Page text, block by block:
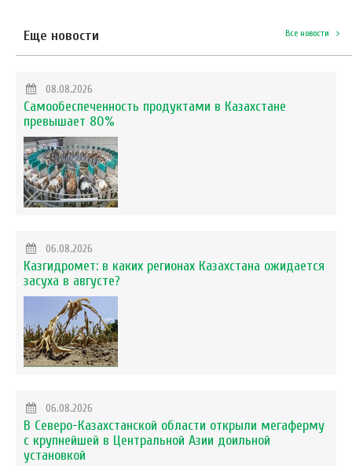
Еще новости Все новости
08.08.2026
Самообеспеченность продуктами в Казахстане
превышает 80%
06.08.2026
Казгидромет: в каких регионах Казахстана ожидается
засуха в августе?
06.08.2026
В Северо-Казахстанской области открыли мегаферму
с крупнейшей в Центральной Азии доильной
установкой